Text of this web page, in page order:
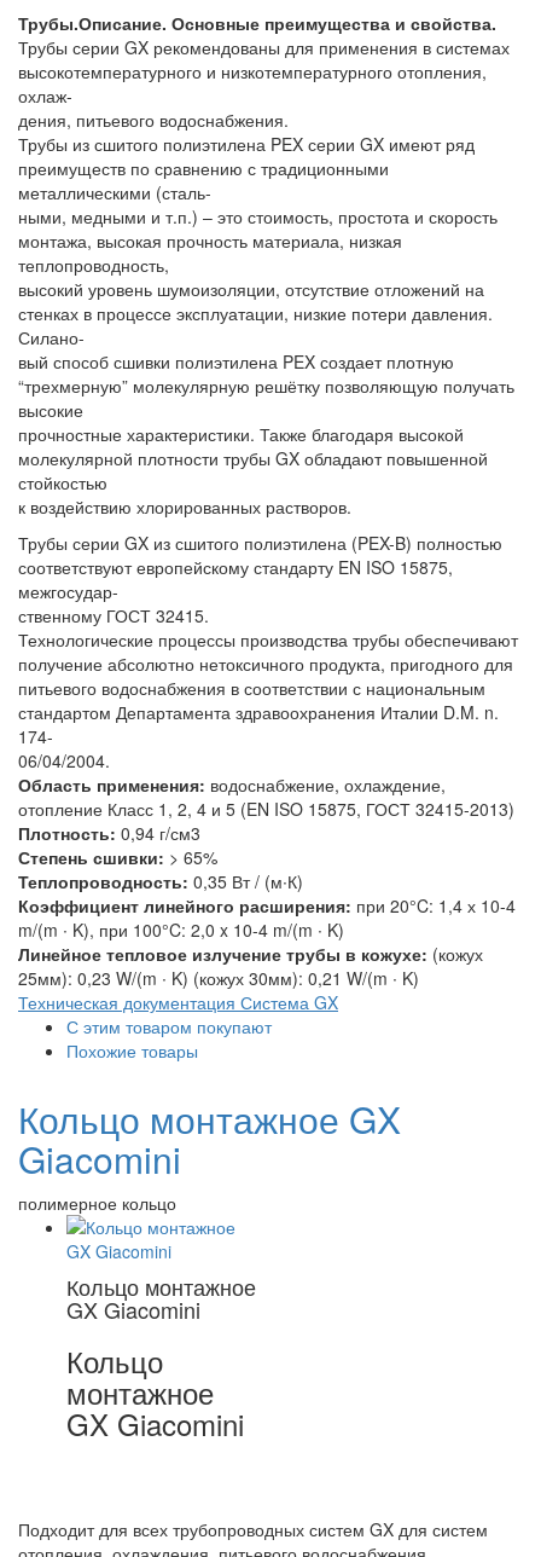
Трубы.Описание. Основные преимущества и свойства.
Трубы серии GX рекомендованы для применения в системах
высокотемпературного и низкотемпературного отопления,
охлаж-
дения, питьевого водоснабжения.
Трубы из сшитого полиэтилена PEX серии GX имеют ряд
преимуществ по сравнению с традиционными
металлическими (сталь-
ными, медными и т.п.) – это стоимость, простота и скорость
монтажа, высокая прочность материала, низкая
теплопроводность,
высокий уровень шумоизоляции, отсутствие отложений на
стенках в процессе эксплуатации, низкие потери давления.
Силано-
вый способ сшивки полиэтилена PEX создает плотную
“трехмерную” молекулярную решётку позволяющую получать
высокие
прочностные характеристики. Также благодаря высокой
молекулярной плотности трубы GX обладают повышенной
стойкостью
к воздействию хлорированных растворов.
Трубы серии GX из сшитого полиэтилена (PEX-B) полностью
соответствуют европейскому стандарту EN ISO 15875,
межгосудар-
ственному ГОСТ 32415.
Технологические процессы производства трубы обеспечивают
получение абсолютно нетоксичного продукта, пригодного для
питьевого водоснабжения в соответствии с национальным
стандартом Департамента здравоохранения Италии D.M. n.
174-
06/04/2004.
Область применения: водоснабжение, охлаждение,
отопление Класс 1, 2, 4 и 5 (EN ISO 15875, ГОСТ 32415-2013)
Плотность: 0,94 г/см3
Степень сшивки: > 65%
Теплопроводность: 0,35 Вт / (м∙К)
Коэффициент линейного расширения: при 20°C: 1,4 х 10-4
m/(m ∙ K), при 100°C: 2,0 x 10-4 m/(m ∙ K)
Линейное тепловое излучение трубы в кожухе: (кожух
25мм): 0,23 W/(m ∙ K) (кожух 30мм): 0,21 W/(m ∙ K)
Техническая документация Система GX
С этим товаром покупают
Похожие товары
Кольцо монтажное GX
Giacomini
полимерное кольцо
Кольцо монтажное
GX Giacomini
Кольцо
монтажное
GX Giacomini
Подходит для всех трубопроводных систем GX для систем